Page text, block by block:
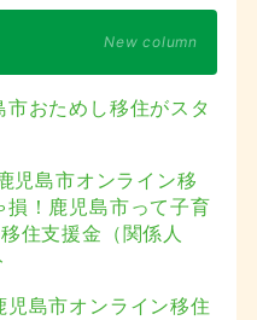
New column
おためし移住がスタ
児島市オンライン移
！鹿児島市って子育
住支援金（関係人
児島市オンライン移住